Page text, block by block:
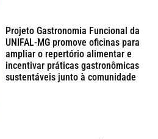
Projeto Gastronomia Funcional da
UNIFAL-MG promove oficinas para
ampliar o repertório alimentar e
incentivar práticas gastronômicas
sustentáveis junto à comunidade